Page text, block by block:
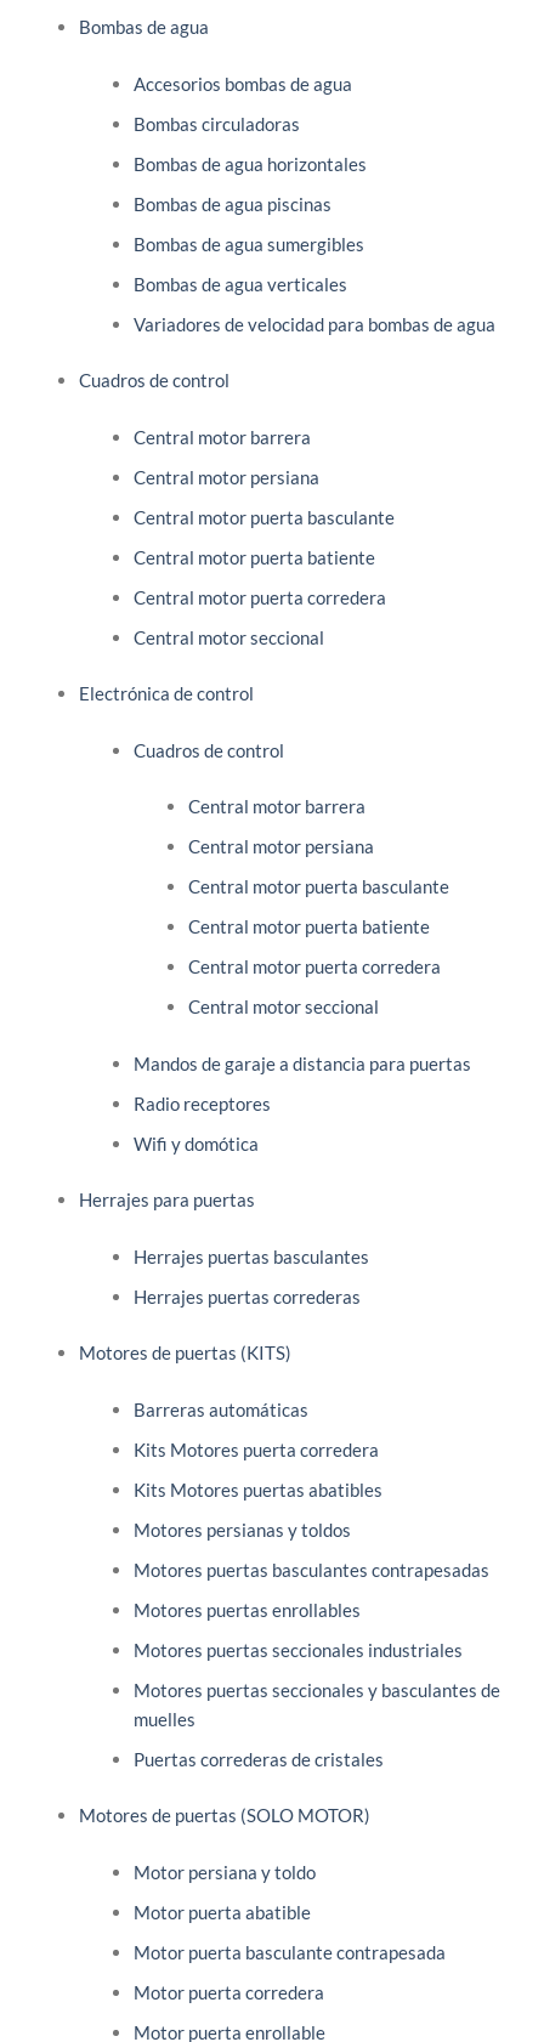
Bombas de agua
Accesorios bombas de agua
Bombas circuladoras
Bombas de agua horizontales
Bombas de agua piscinas
Bombas de agua sumergibles
Bombas de agua verticales
Variadores de velocidad para bombas de agua
Cuadros de control
Central motor barrera
Central motor persiana
Central motor puerta basculante
Central motor puerta batiente
Central motor puerta corredera
Central motor seccional
Electrónica de control
Cuadros de control
Central motor barrera
Central motor persiana
Central motor puerta basculante
Central motor puerta batiente
Central motor puerta corredera
Central motor seccional
Mandos de garaje a distancia para puertas
Radio receptores
Wifi y domótica
Herrajes para puertas
Herrajes puertas basculantes
Herrajes puertas correderas
Motores de puertas (KITS)
Barreras automáticas
Kits Motores puerta corredera
Kits Motores puertas abatibles
Motores persianas y toldos
Motores puertas basculantes contrapesadas
Motores puertas enrollables
Motores puertas seccionales industriales
Motores puertas seccionales y basculantes de
muelles
Puertas correderas de cristales
Motores de puertas (SOLO MOTOR)
Motor persiana y toldo
Motor puerta abatible
Motor puerta basculante contrapesada
Motor puerta corredera
Motor puerta enrollable